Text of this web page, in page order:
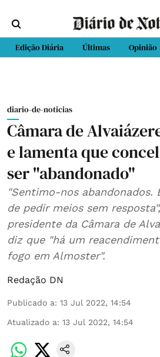
Edição Diária Últimas Opinião
diario-de-noticias
Câmara de
e lamenta que
ser "abandonado"
"Sentimo-nos abandonados.
de pedir meios sem
presidente da Câmara de
diz que "há um
fogo em Almoster".
Redação DN
Publicado a: 13 Jul 2022, 14:54
Atualizado a: 13 Jul 2022, 14:54